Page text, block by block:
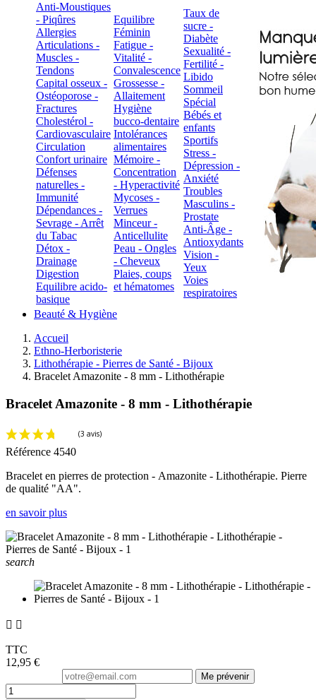
Anti-Moustiques
- Piqûres
Allergies
Articulations -
Muscles -
Tendons
Capital osseux -
Ostéoporose -
Fractures
Cholestérol -
Cardiovasculaire
Circulation
Confort urinaire
Défenses
naturelles -
Immunité
Dépendances -
Sevrage - Arrêt
du Tabac
Détox -
Drainage
Digestion
Equilibre acido-
basique
Equilibre
Féminin
Fatigue -
Vitalité -
Convalescence
Grossesse -
Allaitement
Hygiène
bucco-dentaire
Intolérances
alimentaires
Mémoire -
Concentration
- Hyperactivité
Mycoses -
Verrues
Minceur -
Anticellulite
Peau - Ongles
- Cheveux
Plaies, coups
et hématomes
Taux de
sucre -
Diabète
Sexualité -
Fertilité -
Libido
Sommeil
Spécial
Bébés et
enfants
Sportifs
Stress -
Dépression -
Anxiété
Troubles
Masculins -
Prostate
Anti-Âge -
Antioxydants
Vision -
Yeux
Voies
respiratoires
Beauté & Hygiène
Accueil
Ethno-Herboristerie
Lithothérapie - Pierres de Santé - Bijoux
Bracelet Amazonite - 8 mm - Lithothérapie
Bracelet Amazonite - 8 mm - Lithothérapie
Référence 4540
Bracelet en pierres de protection - Amazonite - Lithothérapie. Pierre
de qualité "AA".
en savoir plus
search
 
TTC
12,95 €
Me prévenir